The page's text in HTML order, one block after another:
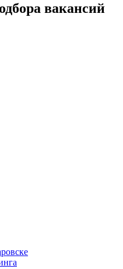
вакансий